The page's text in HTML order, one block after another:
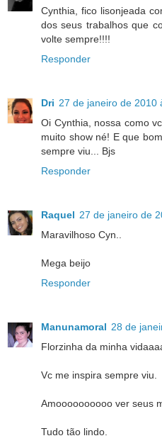
Cynthia, fico lisonjeada
dos seus trabalhos que
volte sempre!!!!
Responder
Dri 27 de janeiro de 2010
Oi Cynthia, nossa como
muito show né! E que
sempre viu... Bjs
Responder
Raquel 27 de janeiro de
Maravilhoso Cyn..
Mega beijo
Responder
Manunamoral 28 de
Florzinha da minha
Vc me inspira sempre viu.
Amoooooooooo ver seus
Tudo tão lindo.